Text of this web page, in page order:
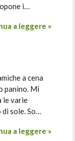
i…
a leggere »
a cena
panino. Mi
le varie
sole. So…
a leggere »